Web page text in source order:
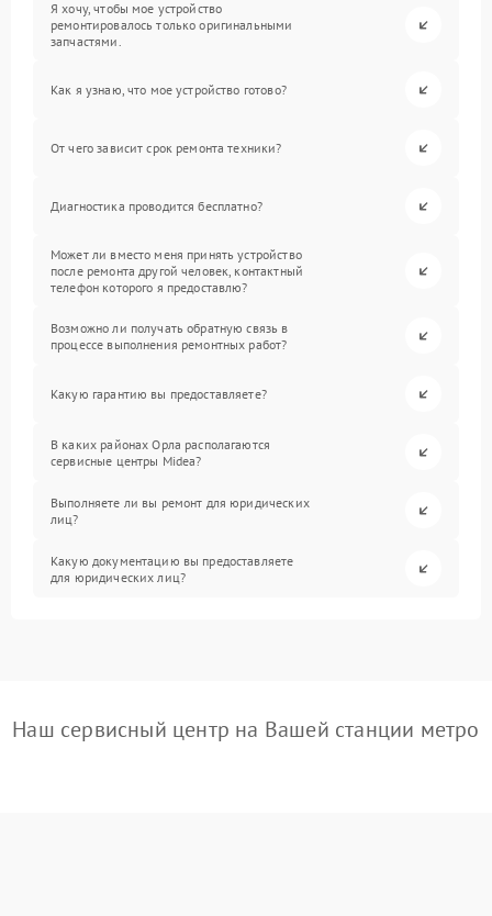
Я хочу, чтобы мое устройство
ремонтировалось только оригинальными
запчастями.
Как я узнаю, что мое устройство готово?
От чего зависит срок ремонта техники?
Диагностика проводится бесплатно?
Может ли вместо меня принять устройство
после ремонта другой человек, контактный
телефон которого я предоставлю?
Возможно ли получать обратную связь в
процессе выполнения ремонтных работ?
Какую гарантию вы предоставляете?
В каких районах Орла располагаются
сервисные центры Midea?
Выполняете ли вы ремонт для юридических
лиц?
Какую документацию вы предоставляете
для юридических лиц?
Наш сервисный центр на Вашей станции метро